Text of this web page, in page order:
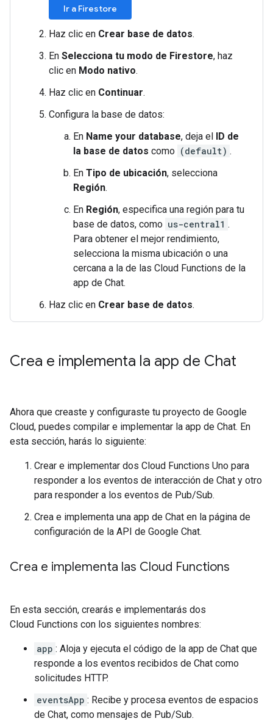
Ir a Firestore
Haz clic en Crear base de datos.
En Selecciona tu modo de Firestore, haz
clic en Modo nativo.
Haz clic en Continuar.
Configura la base de datos:
En Name your database, deja el ID de
la base de datos como (default) .
En Tipo de ubicación, selecciona
Región.
En Región, especifica una región para tu
base de datos, como us-central1 .
Para obtener el mejor rendimiento,
selecciona la misma ubicación o una
cercana a la de las Cloud Functions de la
app de Chat.
Haz clic en Crear base de datos.
Crea e implementa la app de Chat
Ahora que creaste y configuraste tu proyecto de Google
Cloud, puedes compilar e implementar la app de Chat. En
esta sección, harás lo siguiente:
Crear e implementar dos Cloud Functions Uno para
responder a los eventos de interacción de Chat y otro
para responder a los eventos de Pub/Sub.
Crea e implementa una app de Chat en la página de
configuración de la API de Google Chat.
Crea e implementa las Cloud Functions
En esta sección, crearás e implementarás dos
Cloud Functions con los siguientes nombres:
app : Aloja y ejecuta el código de la app de Chat que
responde a los eventos recibidos de Chat como
solicitudes HTTP.
eventsApp : Recibe y procesa eventos de espacios
de Chat, como mensajes de Pub/Sub.